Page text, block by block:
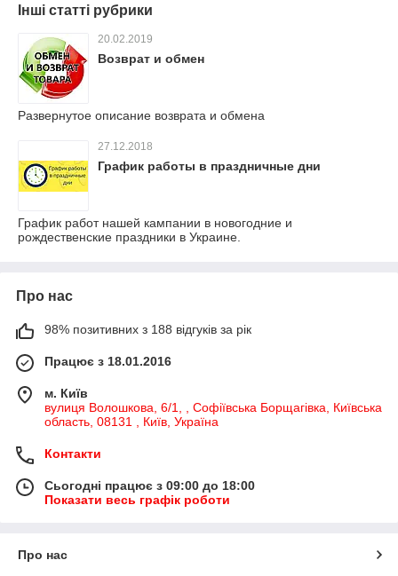
Інші статті рубрики
20.02.2019
Возврат и обмен
Развернутое описание возврата и обмена
27.12.2018
График работы в праздничные дни
График работ нашей кампании в новогодние и
рождественские праздники в Украине.
Про нас
98% позитивних з 188 відгуків за рік
Працює з 18.01.2016
м. Київ
вулиця Волошкова, 6/1, , Софіївська Борщагівка, Київська
область, 08131 , Київ, Україна
Контакти
Сьогодні працює з 09:00 до 18:00
Показати весь графік роботи
Про нас